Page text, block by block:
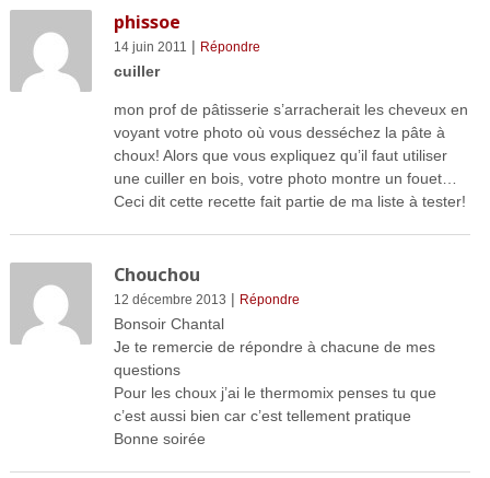
phissoe
14 juin 2011 | Répondre
cuiller
mon prof de pâtisserie s’arracherait les cheveux en
voyant votre photo où vous desséchez la pâte à
choux! Alors que vous expliquez qu’il faut utiliser
une cuiller en bois, votre photo montre un fouet…
Ceci dit cette recette fait partie de ma liste à tester!
Chouchou
12 décembre 2013 | Répondre
Bonsoir Chantal
Je te remercie de répondre à chacune de mes
questions
Pour les choux j’ai le thermomix penses tu que
c’est aussi bien car c’est tellement pratique
Bonne soirée